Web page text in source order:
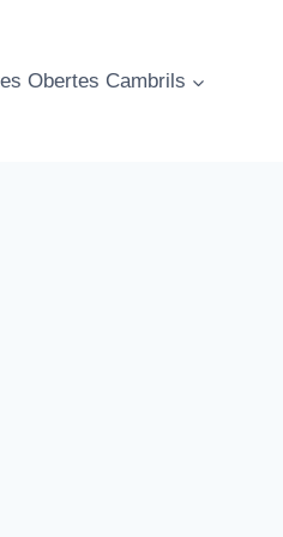
Obertes Cambrils